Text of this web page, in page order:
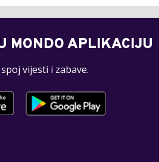
MONDO APLIKACIJU
vijesti i zabave.